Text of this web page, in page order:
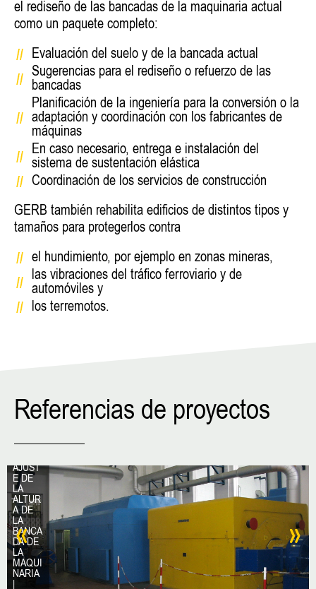
el rediseño de las bancadas de la maquinaria actual
como un paquete completo:
Evaluación del suelo y de la bancada actual
Sugerencias para el rediseño o refuerzo de las
bancadas
Planificación de la ingeniería para la conversión o la
adaptación y coordinación con los fabricantes de
máquinas
En caso necesario, entrega e instalación del
sistema de sustentación elástica
Coordinación de los servicios de construcción
GERB también rehabilita edificios de distintos tipos y
tamaños para protegerlos contra
el hundimiento, por ejemplo en zonas mineras,
las vibraciones del tráfico ferroviario y de
automóviles y
los terremotos.
Referencias de proyectos
VAPOR
AJUST
E DE
LA
ALTUR
A DE
LA
BANCA
DA DE
LA
MAQUI
NARIA